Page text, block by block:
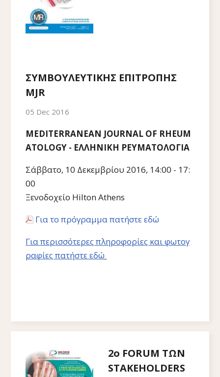
ΣΥΜΒΟΥΛΕΥΤΙΚΗΣ ΕΠΙΤΡΟΠΗΣ
MJR
05 Dec 2016
MEDITERRANEAN JOURNAL OF RHEUM
ATOLOGY - ΕΛΛΗΝΙΚΗ ΡΕΥΜΑΤΟΛΟΓΙΑ
Σάββατο, 10 Δεκεμβρίου 2016, 14:00 - 17:
00
Ξενοδοχείο Hilton Athens
Για το πρόγραμμα πατήστε εδώ
Για περισσότερες πληροφορίες και φωτογ
ραφίες πατήστε εδώ
2ο FORUM ΤΩΝ
STAKEHOLDERS